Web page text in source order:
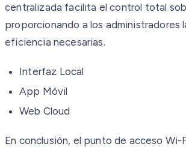
centralizada facilita el control total
proporcionando a los administradores
eficiencia necesarias.
Interfaz Local
App Móvil
Web Cloud
En conclusión, el punto de acceso Wi-